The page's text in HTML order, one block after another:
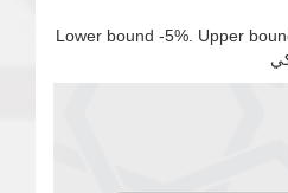
Lower bound -5%. Upper